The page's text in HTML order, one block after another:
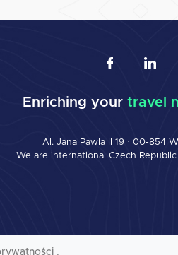
Enriching your travel
Al. Jana Pawla II 19 · 00-854
We are international Czech Republic
.